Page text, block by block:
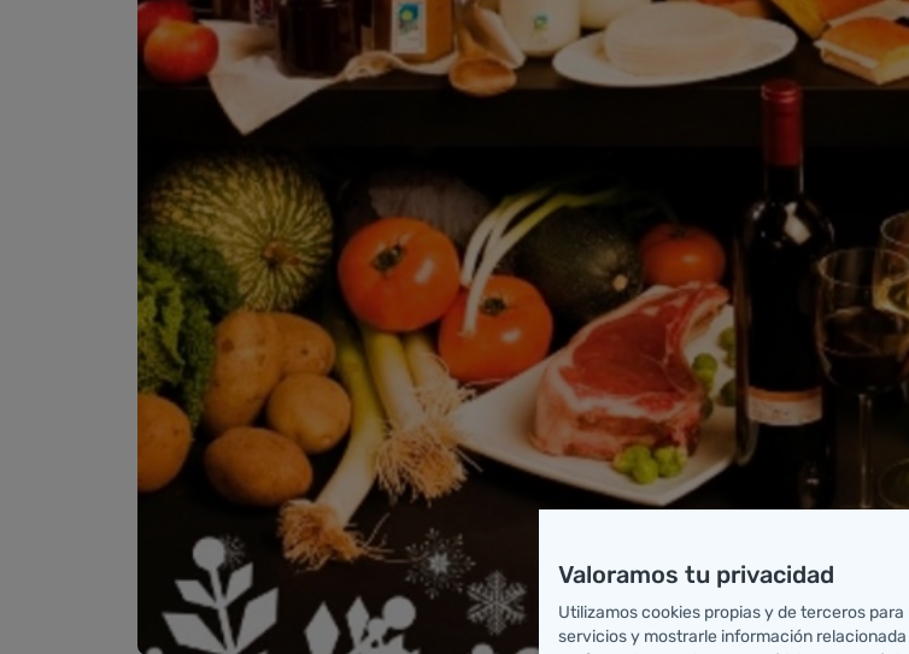
Valoramos tu privacidad
Utilizamos cookies propias y de terceros
servicios y mostrarle información